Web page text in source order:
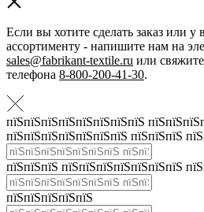
Если вы хотите сделать заказ или у
ассортименту - напишите нам на
sales@fabrikant-textile.ru или
телефона 8-800-200-41-30.
пїЅпїЅпїЅпїЅпїЅпїЅпїЅпїЅ
пїЅпїЅпїЅпїЅпїЅпїЅпїЅ пїЅпїЅпїЅ
пїЅпїЅпїЅ пїЅпїЅпїЅпїЅпїЅпїЅпїЅ
пїЅпїЅпїЅпїЅпїЅ